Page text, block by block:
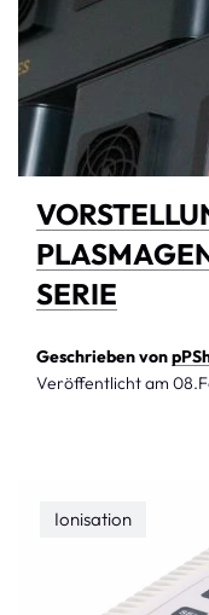
SERIE
Geschrieben von
Veröffentlicht am
Ionisation